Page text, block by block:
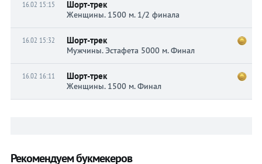
16.02 15:15 Шорт-трек
Женщины. 1500 м. 1/2 финала
16.02 15:32 Шорт-трек
Мужчины. Эстафета 5000 м. Финал
16.02 16:11 Шорт-трек
Женщины. 1500 м. Финал
Рекомендуем букмекеров